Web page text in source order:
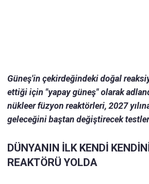
Güneş'in çekirdeğindeki doğal
ettiği için "yapay güneş" olarak
nükleer füzyon reaktörleri, 2027
geleceğini baştan değiştirecek
DÜNYANIN İLK KENDİ
REAKTÖRÜ YOLDA